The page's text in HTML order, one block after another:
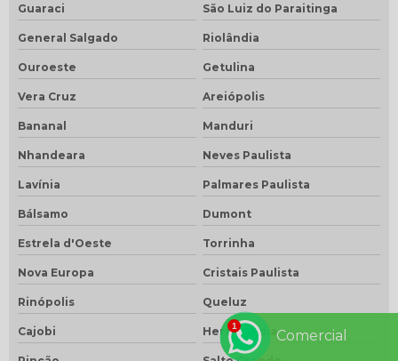
Guaraci São Luiz do Paraitinga
General Salgado Riolândia
Ouroeste Getulina
Vera Cruz Areiópolis
Bananal Manduri
Nhandeara Neves Paulista
Lavínia Palmares Paulista
Bálsamo Dumont
Estrela d'Oeste Torrinha
Nova Europa Cristais Paulista
Rinópolis Queluz
Cajobi Herculândia Comercial